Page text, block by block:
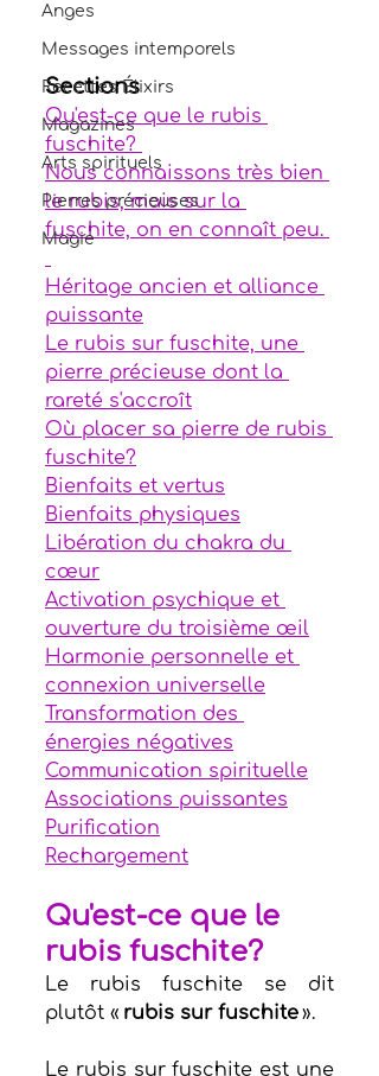
Anges
Messages intemporels
Recettes Élixirs
Magazines
Arts spirituels
Pierres précieuses
Magie
Sections
Qu'est-ce que le rubis
fuschite?
Nous connaissons très bien
le rubis, mais sur la
fuschite, on en connaît peu.
Héritage ancien et alliance
puissante
Le rubis sur fuschite, une
pierre précieuse dont la
rareté s'accroît
Où placer sa pierre de rubis
fuschite?
Bienfaits et vertus
Bienfaits physiques
Libération du chakra du
cœur
Activation psychique et
ouverture du troisième œil
Harmonie personnelle et
connexion universelle
Transformation des
énergies négatives
Communication spirituelle
Associations puissantes
Purification
Rechargement
Qu'est-ce que le
rubis fuschite?
Le rubis fuschite se dit
plutôt « rubis sur fuschite ».
Le rubis sur fuschite est une